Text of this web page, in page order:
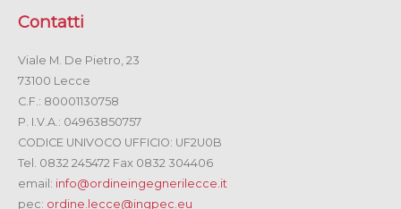
Contatti
Viale M. De Pietro, 23
73100 Lecce
C.F.: 80001130758
P. I.V.A.: 04963850757
CODICE UNIVOCO UFFICIO: UF2U0B
Tel. 0832 245472 Fax 0832 304406
email: info@ordineingegnerilecce.it
pec: ordine.lecce@ingpec.eu